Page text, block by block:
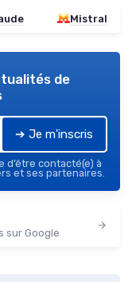
Mistral
de
➔ Je m'inscris
d’être contacté(e) à
et ses partenaires.
sur Google